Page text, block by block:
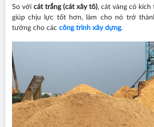
So với cát trắng (cát xây tô), cát vàng có
giúp chịu lực tốt hơn, làm cho nó trở
tưởng cho các công trình xây dựng.